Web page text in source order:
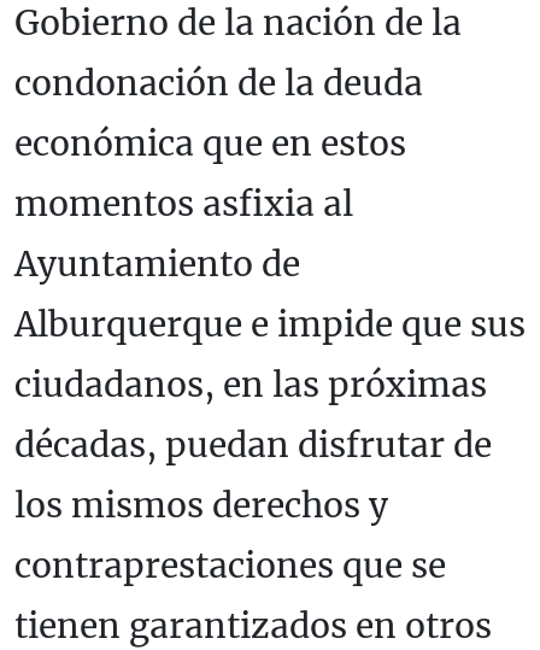
Gobierno de la nación de la
condonación de la deuda
económica que en estos
momentos asfixia al
Ayuntamiento de
Alburquerque e impide que sus
ciudadanos, en las próximas
décadas, puedan disfrutar de
los mismos derechos y
contraprestaciones que se
tienen garantizados en otros